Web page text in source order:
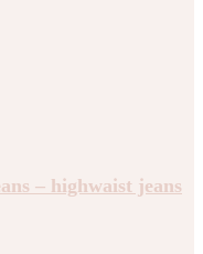
– highwaist jeans